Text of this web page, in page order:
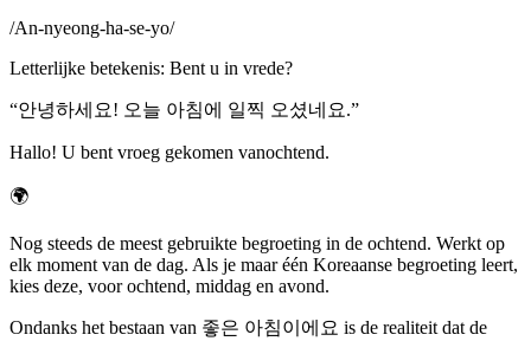
/An-nyeong-ha-se-yo/
Letterlijke betekenis: Bent u in vrede?
“안녕하세요! 오늘 아침에 일찍 오셨네요.”
Hallo! U bent vroeg gekomen vanochtend.
🌍
Nog steeds de meest gebruikte begroeting in de ochtend. Werkt op
elk moment van de dag. Als je maar één Koreaanse begroeting leert,
kies deze, voor ochtend, middag en avond.
Ondanks het bestaan van 좋은 아침이에요 is de realiteit dat de